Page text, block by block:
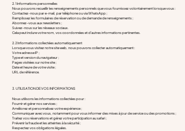
2.1 Informations personnelles
Nous pouvons recueillir les renseignements personnels que vous fournissez volontairement lorsque vous :
Contactez-nous par e-mail, par téléphone ou via WhatsApp ;
Remplissez les formulaires de réservation ou de demande de renseignements ;
Abonnez-vous aux newsletters ;
Suivez-nous sur les réseaux sociaux.
Cela peut inclure votre nom, vos coordonnées et d'autres informations pertinentes.
2.2 Informations collectées automatiquement
Lorsque vous visitez notre site web, nous pouvons collecter automatiquement :
Votre adresse IP ;
Type et version du navigateur ;
Pages visitées sur notre site ;
Date et heure de votre visite ;
URL de référence.
3. UTILISATION DE VOS INFORMATIONS
Nous utilisons les informations collectées pour :
Fournir et gérer nos services ;
Améliorez et personnalisez votre expérience ;
Communiquer avec vous, notamment pour vous informer des mises à jour de service ou des promotions ;
Traitez vos réservations et gérez votre participation au safari ;
Prévenir la fraude et les atteintes à la sécurité ;
Respectez vos obligations légales.